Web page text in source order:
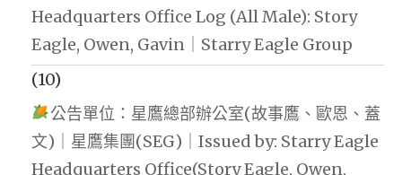
Headquarters Office Log (All Male): Story
Eagle, Owen, Gavin｜Starry Eagle Group
(10)
公告單位：星鷹總部辦公室(故事鷹、歐恩、蓋
文)｜星鷹集團(SEG)｜Issued by: Starry Eagle
Headquarters Office(Story Eagle, Owen,